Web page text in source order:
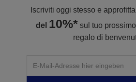
Iscriviti oggi stesso e
del 10%* sul tuo
regalo di